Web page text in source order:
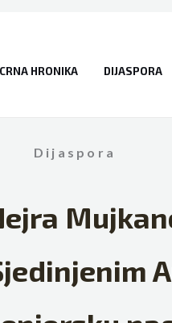
CRNA HRONIKA DIJASPORA
Dijaspora